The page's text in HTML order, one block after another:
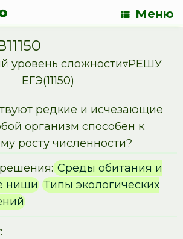
Меню
уровень сложности▿РЕШУ
ЕГЭ(11150)
редкие и исчезающие
организм способен к
росту численности?
Среды обитания и
ниши Типы экологических